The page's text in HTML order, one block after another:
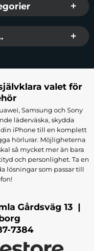
valet för
Samsung och Sony
läderväska, skydda
iPhone till en komplett
hörlurar. Möjligheterna
så mycket mer än bara
och personlighet. Ta en
lösningar som passar till
Gårdsväg 13 |
7384